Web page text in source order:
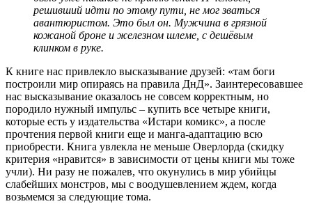
решивший идти по этому пути, не мог зваться
авантюристом. Это был он. Мужчина в грязной
кожаной броне и железном шлеме, с дешёвым
клинком в руке.
К книге нас привлекло высказывание друзей: «там боги
построили мир опираясь на правила ДнД». Заинтересовавшее
нас высказывание оказалось не совсем корректным, но
породило нужный импульс – купить все четыре книги,
которые есть у издательства «Истари комикс», а после
прочтения первой книги еще и манга-адаптацию всю
приобрести. Книга увлекла не меньше Оверлорда (скидку
критерия «нравится» в зависимости от цены книги мы тоже
учли). Ни разу не пожалев, что окунулись в мир убийцы
слабейших монстров, мы с воодушевлением ждем, когда
возьмемся за следующие тома.